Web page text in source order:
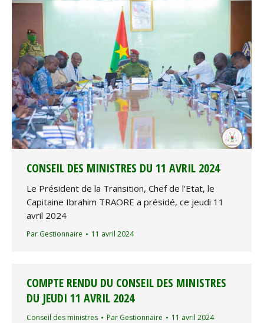
CONSEIL DES MINISTRES DU 11 AVRIL 2024
Le Président de la Transition, Chef de l’Etat, le
Capitaine Ibrahim TRAORE a présidé, ce jeudi 11
avril 2024
Par Gestionnaire 11 avril 2024
COMPTE RENDU DU CONSEIL DES MINISTRES
DU JEUDI 11 AVRIL 2024
Conseil des ministres Par Gestionnaire 11 avril 2024